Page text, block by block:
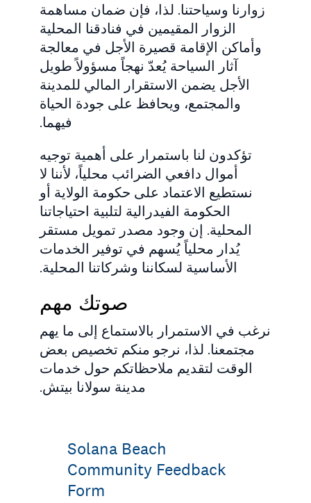
زوارنا وسياحتنا. لذا، فإن ضمان مساهمة
الزوار المقيمين في فنادقنا المحلية
وأماكن الإقامة قصيرة الأجل في معالجة
آثار السياحة يُعدّ نهجاً مسؤولاً طويل
الأجل يضمن الاستقرار المالي للمدينة
والمجتمع، ويحافظ على جودة الحياة
فيهما.
تؤكدون لنا باستمرار على أهمية توجيه
أموال دافعي الضرائب محلياً، لأننا لا
نستطيع الاعتماد على حكومة الولاية أو
الحكومة الفيدرالية لتلبية احتياجاتنا
المحلية. إن وجود مصدر تمويل مستقر
يُدار محلياً يُسهم في توفير الخدمات
الأساسية لسكاننا وشركاتنا المحلية.
صوتك مهم
نرغب في الاستمرار بالاستماع إلى ما يهم
مجتمعنا. لذا، نرجو منكم تخصيص بعض
الوقت لتقديم ملاحظاتكم حول خدمات
مدينة سولانا بيتش.